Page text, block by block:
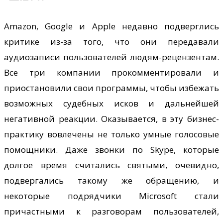
Amazon, Google и Apple недавно подверглись
критике из-за того, что они передавали
аудиозаписи пользователей людям-рецензентам.
Все три компании прокомментировали и
приостановили свои программы, чтобы избежать
возможных судебных исков и дальнейшей
негативной реакции. Оказывается, в эту бизнес-
практику вовлечены не только умные голосовые
помощники. Даже звонки по Skype, которые
долгое время считались святыми, очевидно,
подвергались такому же обращению, и
некоторые подрядчики Microsoft стали
причастными к разговорам пользователей,